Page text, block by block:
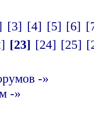
[3] [4] [5] [6]
[23] [24] [25]
-»
-»